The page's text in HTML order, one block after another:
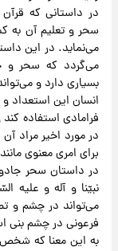
در داستانی که
سحر و تعلیم آن به
می‌نماید. در این
می‌گردد که سحر و
بسیاری دارد و
انسان این استعداد و
فرامادی استفاده کند
در مورد اخیر مراد
برای امری معنوی
در داستان سحر
نبیّنا و آله و علیه
می‌تواند در چشم و
فرعونی در چشم
به این معنا که